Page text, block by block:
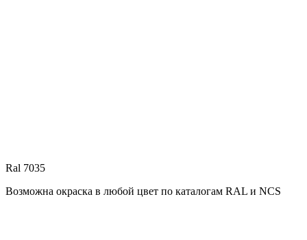
Ral 7035
Возможна окраска в любой цвет по каталогам RAL и NCS